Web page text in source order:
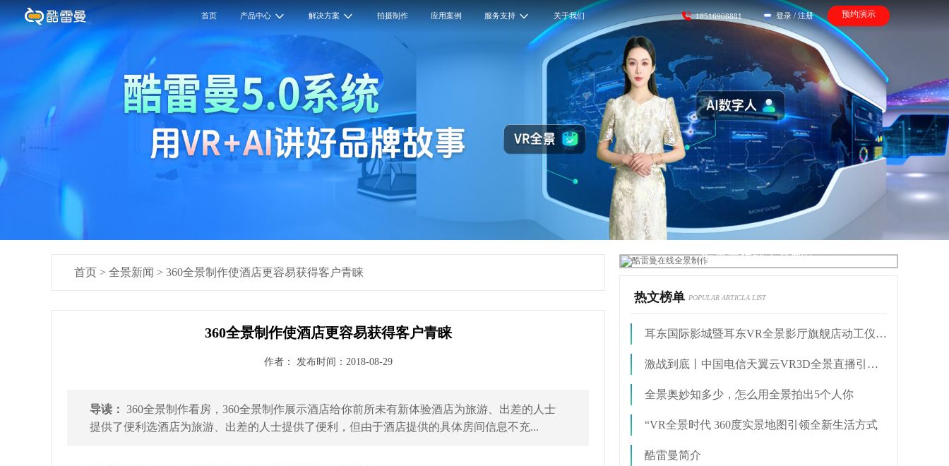
首页 产品中心 解决方案 拍摄制作 应用案例 服务支持 关于我们 18516908881 登录 / 注册 预约演示
首页 > 全景新闻 > 360全景制作使酒店更容易获得客户青睐
360全景制作使酒店更容易获得客户青睐
作者： 发布时间：2018-08-29
导读： 360全景制作看房，360全景制作展示酒店给你前所未有新体验酒店为旅游、出差的人士
提供了便利选酒店为旅游、出差的人士提供了便利，但由于酒店提供的具体房间信息不充...
酷雷曼在线全景制作
热文榜单 POPULAR ARTICLA LIST
耳东国际影城暨耳东VR全景影厅旗舰店动工仪式盛大举行
激战到底丨中国电信天翼云VR3D全景直播引燃拳击热火
全景奥妙知多少，怎么用全景拍出5个人你
“VR全景时代 360度实景地图引领全新生活方式
酷雷曼简介